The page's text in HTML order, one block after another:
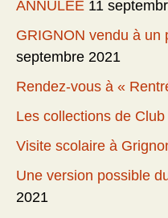
ANNULEE 11
GRIGNON vendu à un
septembre 2021
Rendez-vous à «
Les collections de Club
Visite scolaire à
Une version possible
2021